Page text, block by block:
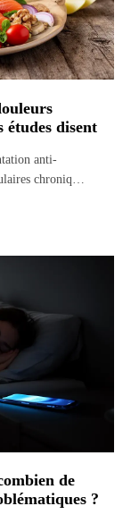
études disent
anti-
chroniq…
de
?